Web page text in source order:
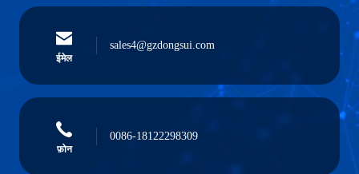
ईमेल
sales4@gzdongsui.com
फ़ोन
0086-18122298309